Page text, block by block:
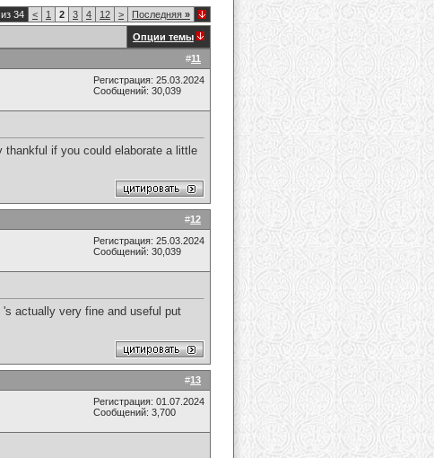
34 < 1 2 3 4 12 > Последняя »
Опции темы
#11
Регистрация: 25.03.2024
Сообщений: 30,039
thankful if you could elaborate a little
#12
Регистрация: 25.03.2024
Сообщений: 30,039
actually very fine and useful put
#13
Регистрация: 01.07.2024
Сообщений: 3,700